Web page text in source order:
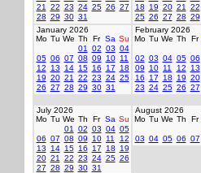
21
22 23 24 25 26 27
28 29 30 31
18
19 20 21 22
25 26 27 28 29
January 2026
Mo Tu We Th Fr Sa Su
01
02 03 04
05 06 07 08 09 10 11
12
13 14 15 16 17
18
19 20 21 22 23 24 25
26 27 28 29 30 31
February 2026
Mo Tu We Th Fr
02 03 04 05 06
09
10 11 12 13
16
17 18 19 20
23 24 25 26 27
July 2026
Mo Tu We Th Fr Sa Su
01
02 03 04 05
06 07 08 09 10 11
12
13
14 15 16 17 18
19
20 21 22 23 24 25 26
27 28 29 30 31
August 2026
Mo Tu We Th Fr
03 04 05 06 07